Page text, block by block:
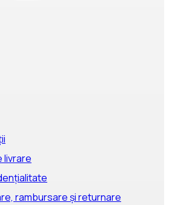
livrare
rambursare și returnare